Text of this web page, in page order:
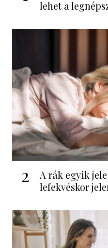
lehet a
2
A rák egyik
lefekvéskor